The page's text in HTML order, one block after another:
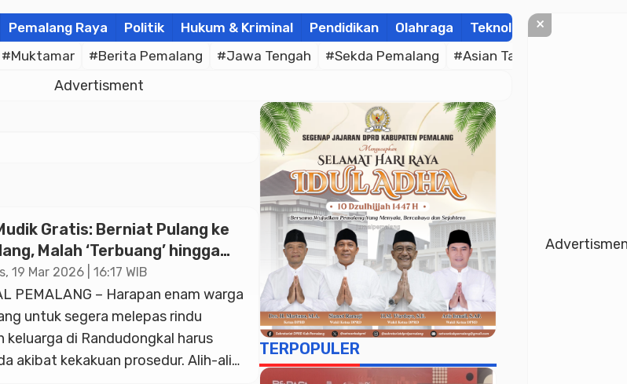
Pemalang Raya Politik Hukum & Kriminal Pendidikan Olahraga Teknologi
#Muktamar #Berita Pemalang #Jawa Tengah #Sekda Pemalang #Asian Taekwondo
Advertisment
Gratis: Berniat Pulang ke
Malah ‘Terbuang’ hingga
19 Mar 2026 | 16:17 WIB
PEMALANG – Harapan enam warga
untuk segera melepas rindu
keluarga di Randudongkal harus
akibat kekakuan prosedur. Alih-alih
TERPOPULER
×